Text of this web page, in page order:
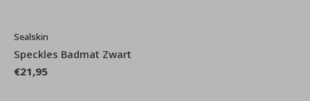
Sealskin
Speckles Badmat Zwart
€21,95